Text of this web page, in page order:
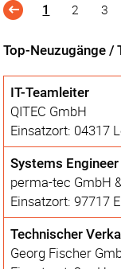
Top-Neuzugänge /
IT-Teamleiter
QITEC GmbH
Einsatzort: 04317
Systems
perma-tec GmbH
Einsatzort: 97717
Technischer
Georg Fischer
1 2 3